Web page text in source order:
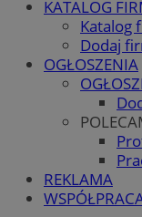
KATALOG
Katalog
Dodaj
OGŁOSZENIA
REKLAMA